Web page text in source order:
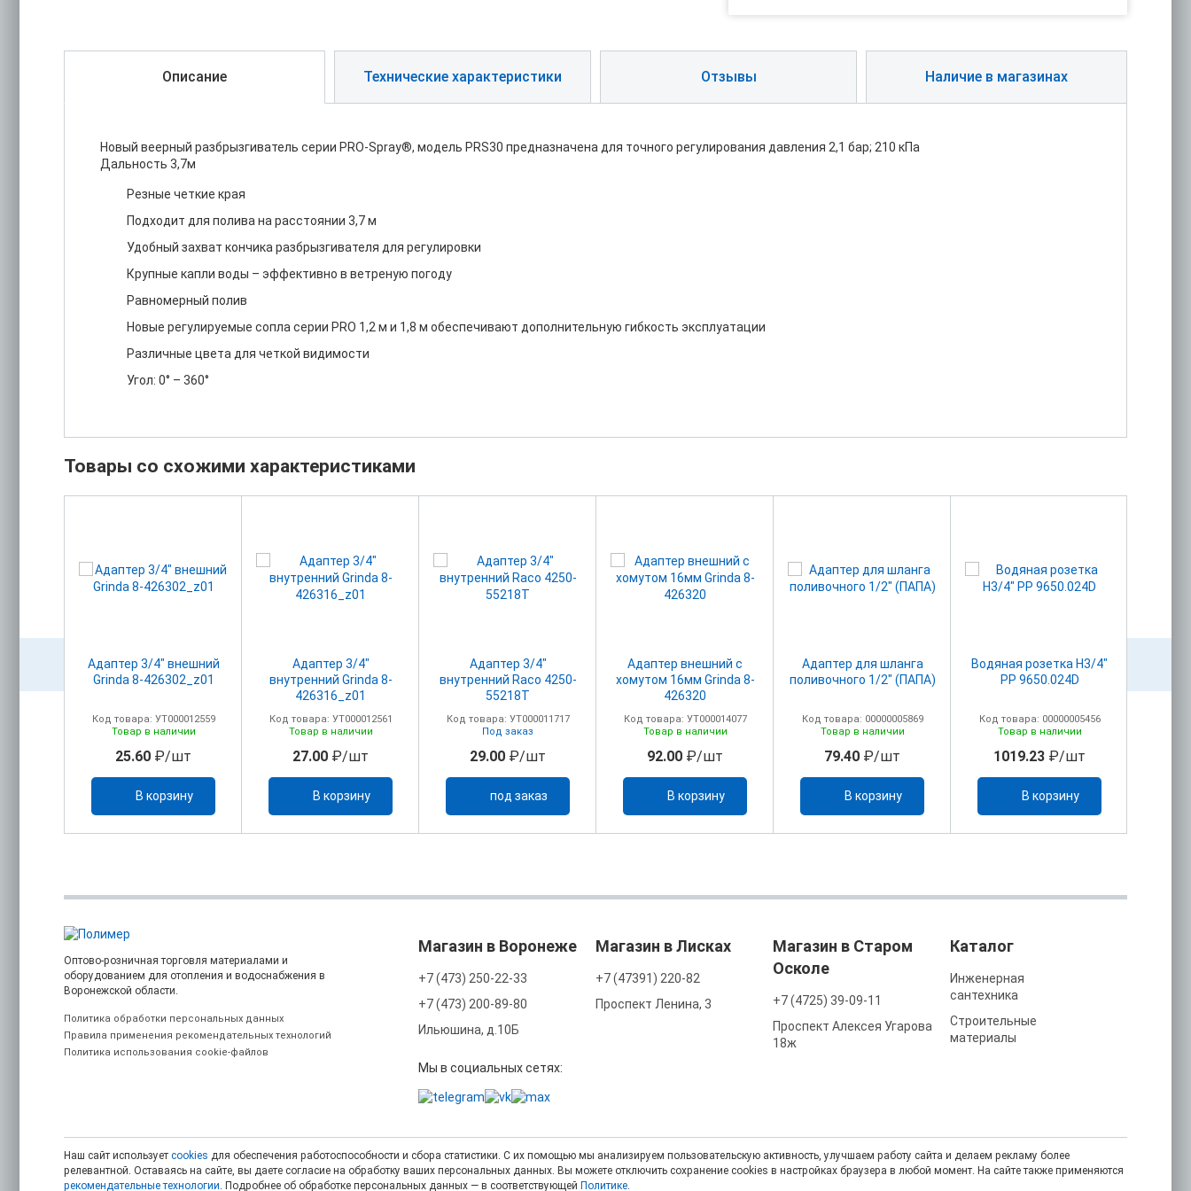
Описание Технические характеристики Отзывы Наличие в магазинах
Новый веерный разбрызгиватель серии PRO-Spray®, модель PRS30 предназначена для точного регулирования давления 2,1 бар; 210 кПа
Дальность 3,7м
Резные четкие края
Подходит для полива на расстоянии 3,7 м
Удобный захват кончика разбрызгивателя для регулировки
Крупные капли воды – эффективно в ветреную погоду
Равномерный полив
Новые регулируемые сопла серии PRO 1,2 м и 1,8 м обеспечивают дополнительную гибкость эксплуатации
Различные цвета для четкой видимости
Угол: 0° – 360°
Товары со схожими характеристиками
Адаптер 3/4" внешний
Grinda 8-426302_z01
Код товара: УТ000012559
Товар в наличии
25.60 ₽/шт
В корзину
Адаптер 3/4"
внутренний Grinda 8-
426316_z01
Код товара: УТ000012561
Товар в наличии
27.00 ₽/шт
В корзину
Адаптер 3/4"
внутренний Raco 4250-
55218Т
Код товара: УТ000011717
Под заказ
29.00 ₽/шт
под заказ
Адаптер внешний с
хомутом 16мм Grinda 8-
426320
Код товара: УТ000014077
Товар в наличии
92.00 ₽/шт
В корзину
Адаптер для шланга
поливочного 1/2" (ПАПА)
Код товара: 00000005869
Товар в наличии
79.40 ₽/шт
В корзину
Водяная розетка Н3/4"
PP 9650.024D
Код товара: 00000005456
Товар в наличии
1019.23 ₽/шт
В корзину
Оптово-розничная торговля материалами и
оборудованием для отопления и водоснабжения в
Воронежской области.
Политика обработки персональных данных
Правила применения рекомендательных технологий
Политика использования cookie-файлов
Магазин в Воронеже
+7 (473) 250-22-33
+7 (473) 200-89-80
Ильюшина, д.10Б
Мы в социальных сетях:
Магазин в Лисках
+7 (47391) 220-82
Проспект Ленина, 3
Магазин в Старом
Осколе
+7 (4725) 39-09-11
Проспект Алексея Угарова
18ж
Каталог
Инженерная
сантехника
Строительные
материалы
Наш сайт использует cookies для обеспечения работоспособности и сбора статистики. С их помощью мы анализируем пользовательскую активность, улучшаем работу сайта и делаем рекламу более
релевантной. Оставаясь на сайте, вы даете согласие на обработку ваших персональных данных. Вы можете отключить сохранение cookies в настройках браузера в любой момент. На сайте также применяются
рекомендательные технологии . Подробнее об обработке персональных данных — в соответствующей Политике